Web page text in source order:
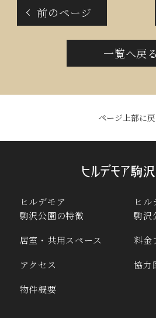
前のページ
一覧へ戻る
ページ上部に戻
ヒルデモア
駒沢公園の特徴
ヒル
駒沢
居室・共用スペース
料金
アクセス
協力
物件概要